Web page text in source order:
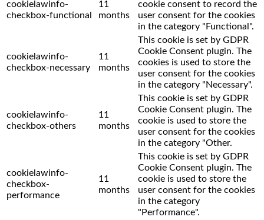
cookielawinfo-
checkbox-functional
11
months
cookie consent to record the
user consent for the cookies
in the category "Functional".
cookielawinfo-
checkbox-necessary
11
months
This cookie is set by GDPR
Cookie Consent plugin. The
cookies is used to store the
user consent for the cookies
in the category "Necessary".
cookielawinfo-
checkbox-others
11
months
This cookie is set by GDPR
Cookie Consent plugin. The
cookie is used to store the
user consent for the cookies
in the category "Other.
cookielawinfo-
checkbox-
performance
11
months
This cookie is set by GDPR
Cookie Consent plugin. The
cookie is used to store the
user consent for the cookies
in the category
"Performance".